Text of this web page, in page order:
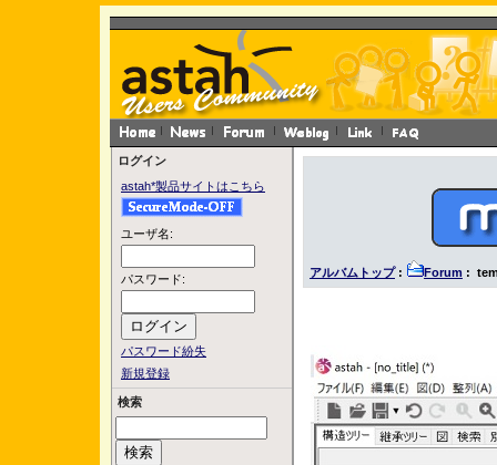
ログイン
astah*製品サイトはこちら
ユーザ名:
パスワード:
パスワード紛失
新規登録
検索
アルバムトップ: Forum :